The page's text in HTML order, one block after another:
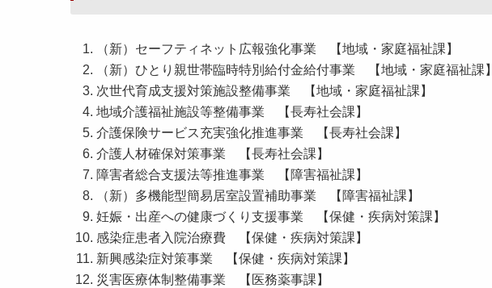
（新）セーフティネット広報強化事業 【地域・家庭福祉課】
（新）ひとり親世帯臨時特別給付金給付事業 【地域・家庭福祉課】
次世代育成支援対策施設整備事業 【地域・家庭福祉課】
地域介護福祉施設等整備事業 【長寿社会課】
介護保険サービス充実強化推進事業 【長寿社会課】
介護人材確保対策事業 【長寿社会課】
障害者総合支援法等推進事業 【障害福祉課】
（新）多機能型簡易居室設置補助事業 【障害福祉課】
妊娠・出産への健康づくり支援事業 【保健・疾病対策課】
感染症患者入院治療費 【保健・疾病対策課】
新興感染症対策事業 【保健・疾病対策課】
災害医療体制整備事業 【医務薬事課】